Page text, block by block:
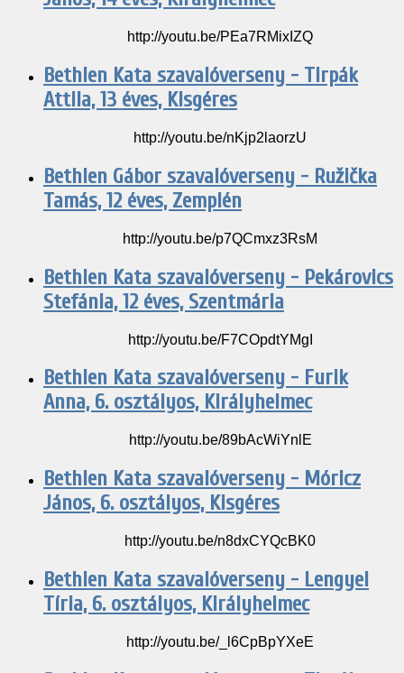
http://youtu.be/PEa7RMixIZQ
Bethlen Kata szavalóverseny - Tirpák
Attila, 13 éves, Kisgéres
http://youtu.be/nKjp2laorzU
Bethlen Gábor szavalóverseny - Ružička
Tamás, 12 éves, Zemplén
http://youtu.be/p7QCmxz3RsM
Bethlen Kata szavalóverseny - Pekárovics
Stefánia, 12 éves, Szentmária
http://youtu.be/F7COpdtYMgI
Bethlen Kata szavalóverseny - Furik
Anna, 6. osztályos, Királyhelmec
http://youtu.be/89bAcWiYnlE
Bethlen Kata szavalóverseny - Móricz
János, 6. osztályos, Kisgéres
http://youtu.be/n8dxCYQcBK0
Bethlen Kata szavalóverseny - Lengyel
Tíria, 6. osztályos, Királyhelmec
http://youtu.be/_l6CpBpYXeE